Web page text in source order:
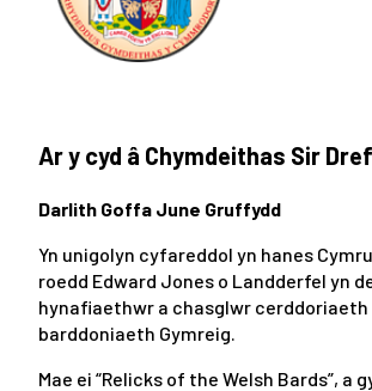
Ar y cyd â Chymdeithas Sir
Darlith Goffa June Gruffydd
Yn unigolyn cyfareddol yn hanes Cymru
roedd Edward Jones o Landderfel yn
hynafiaethwr a chasglwr cerddoriaeth
barddoniaeth Gymreig.
Mae ei “Relicks of the Welsh Bards”, a